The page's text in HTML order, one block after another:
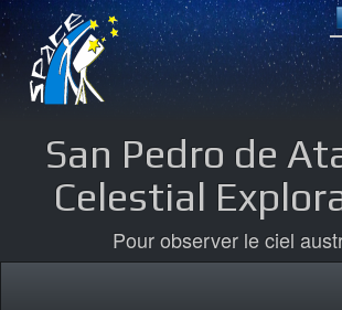
San Pedro de
Celestial
Pour observer le ciel